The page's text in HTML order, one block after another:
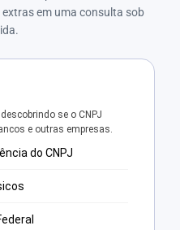
em uma consulta sob
se o CNPJ
e outras empresas.
do CNPJ